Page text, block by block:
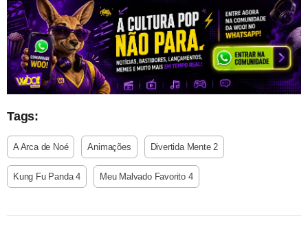
Tags:
A Arca de Noé Animações Divertida Mente 2
Kung Fu Panda 4 Meu Malvado Favorito 4